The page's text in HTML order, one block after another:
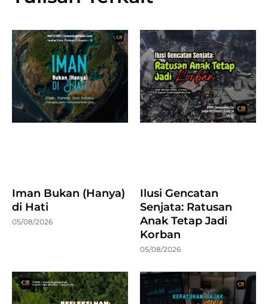
Iman Bukan (Hanya)
di Hati
05/08/2026
Ilusi Gencatan
Senjata: Ratusan
Anak Tetap Jadi
Korban
05/08/2026